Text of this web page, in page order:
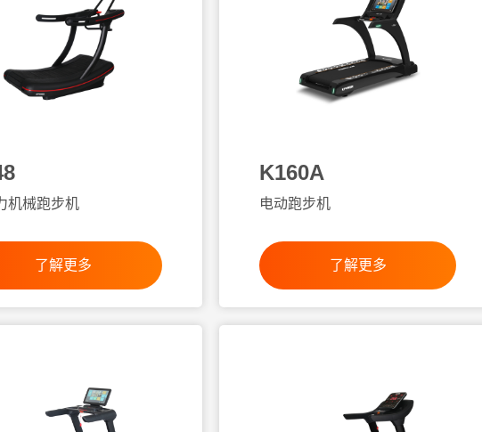
机械跑步机
了解更多
K160A
电动跑步机
了解更多